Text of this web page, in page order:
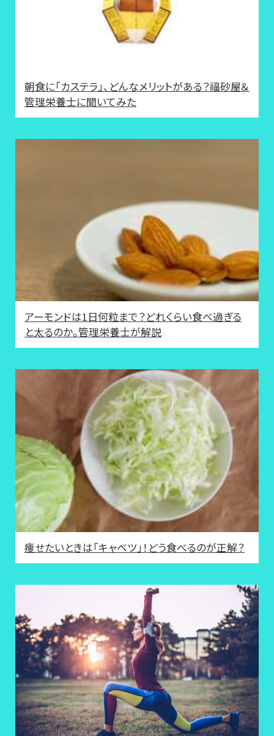
朝食に「カステラ」、どんなメリットがある？福砂屋＆
管理栄養士に聞いてみた
アーモンドは1日何粒まで？どれくらい食べ過ぎる
と太るのか。管理栄養士が解説
痩せたいときは「キャベツ」！どう食べるのが正解？